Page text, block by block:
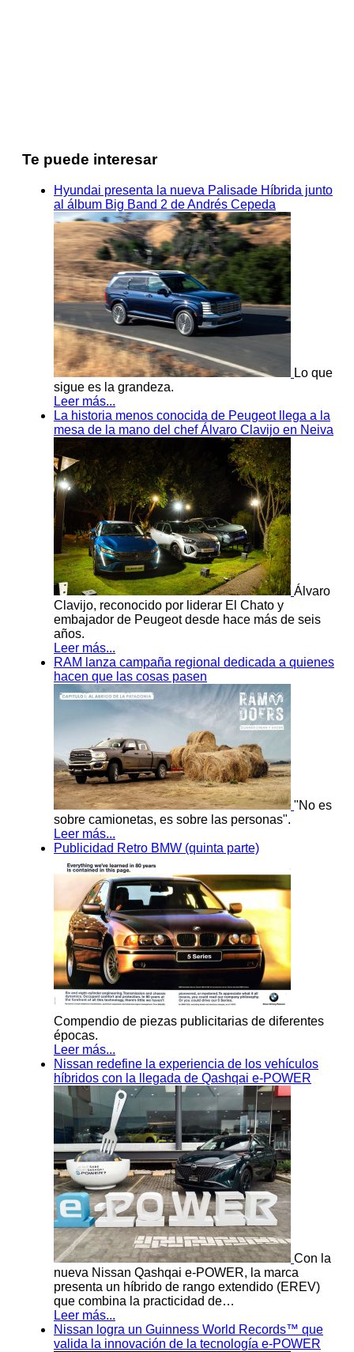
Te puede interesar
Hyundai presenta la nueva Palisade Híbrida junto
al álbum Big Band 2 de Andrés Cepeda
Lo que
sigue es la grandeza.
Leer más...
La historia menos conocida de Peugeot llega a la
mesa de la mano del chef Álvaro Clavijo en Neiva
Álvaro
Clavijo, reconocido por liderar El Chato y
embajador de Peugeot desde hace más de seis
años.
Leer más...
RAM lanza campaña regional dedicada a quienes
hacen que las cosas pasen
"No es
sobre camionetas, es sobre las personas".
Leer más...
Publicidad Retro BMW (quinta parte)
Compendio de piezas publicitarias de diferentes
épocas.
Leer más...
Nissan redefine la experiencia de los vehículos
híbridos con la llegada de Qashqai e-POWER
Con la
nueva Nissan Qashqai e-POWER, la marca
presenta un híbrido de rango extendido (EREV)
que combina la practicidad de…
Leer más...
Nissan logra un Guinness World Records™ que
valida la innovación de la tecnología e-POWER